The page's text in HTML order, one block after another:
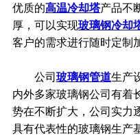
优质的高温冷却塔产品不
厚，可以实现玻璃钢冷却
客户的需求进行随时定制
公司 玻璃钢管道生产
内外多家玻璃钢公司有着
势在不断扩大，公司实力
具有代表性的玻璃钢生产